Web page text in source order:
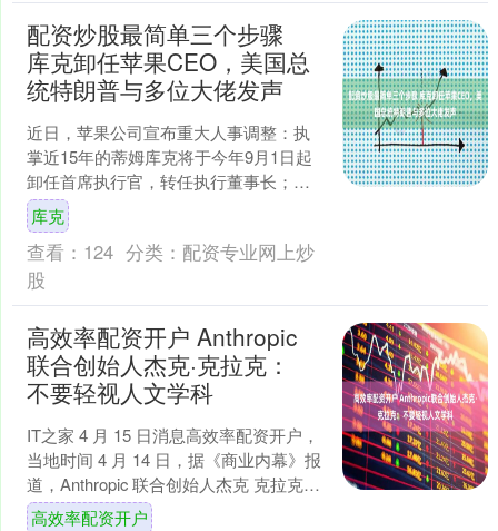
配资炒股最简单三个步骤
库克卸任苹果CEO，美国总
统特朗普与多位大佬发声
近日，苹果公司宣布重大人事调整：执
掌近15年的蒂姆库克将于今年9月1日起
卸任首席执行官，转任执行董事长；现
任硬件工程高级副总裁约翰特努斯将接
任CEO并加入董事会....
库克
查看： 124 分类： 配资专业网上炒
股
高效率配资开户 Anthropic
联合创始人杰克·克拉克：
不要轻视人文学科
IT之家 4 月 15 日消息高效率配资开户，
当地时间 4 月 14 日，据《商业内幕》报
道，Anthropic 联合创始人杰克 克拉克认
为，人文学科专业不应被....
高效率配资开户